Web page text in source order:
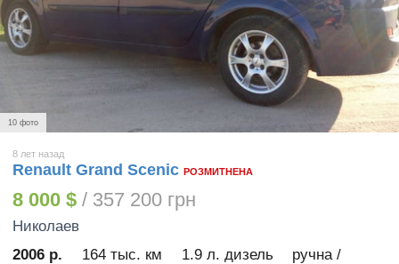
10 фото
8 лет назад
Renault Grand Scenic РОЗМИТНЕНА
8 000 $ / 357 200 грн
Николаев
2006 р.
164 тыс. км 1.9 л. дизель
ручна /